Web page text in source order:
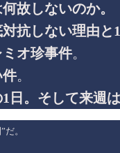
故しないのか。
抗しない理由と
オ珍事件。
。
。そして来週
。